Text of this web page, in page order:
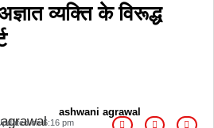
व्यक्ति के विरूद्ध
ashwani agrawal
on 6:16 pm